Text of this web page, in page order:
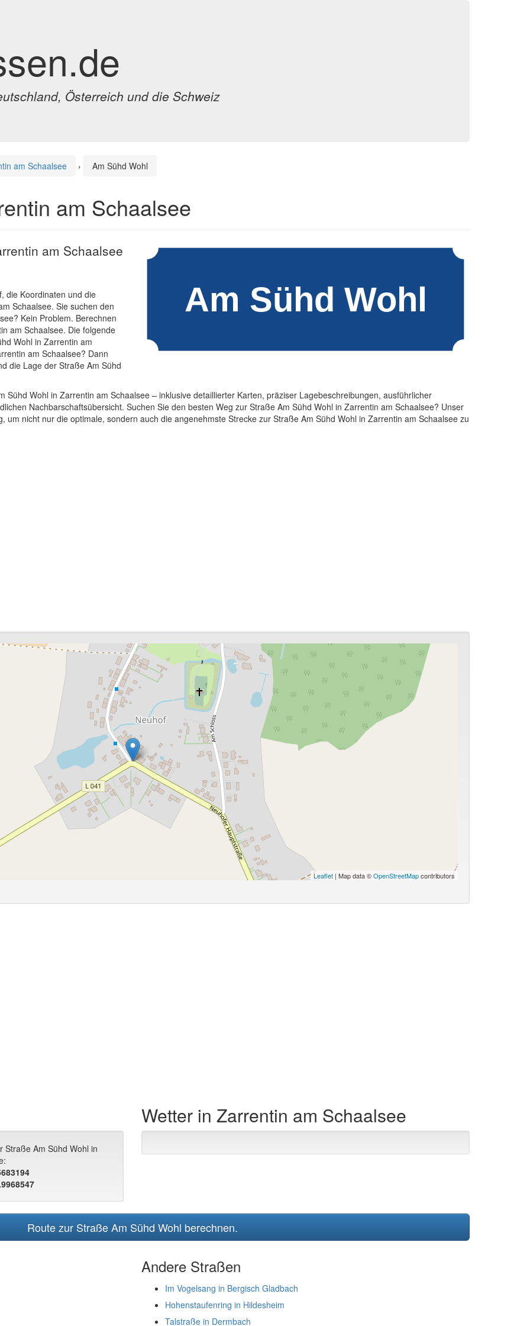
Österreich und die Schweiz
am Schaalsee › Am Sühd Wohl
am Schaalsee
am Schaalsee
die Koordinaten und die
Schaalsee. Sie suchen den
Kein Problem. Berechnen
am Schaalsee. Die folgende
Wohl in Zarrentin am
am Schaalsee? Dann
die Lage der Straße Am Sühd
Sühd Wohl in Zarrentin am Schaalsee – inklusive detaillierter Karten, präziser Lagebeschreibungen, ausführlicher
Nachbarschaftsübersicht. Suchen Sie den besten Weg zur Straße Am Sühd Wohl in Zarrentin am Schaalsee? Unser
um nicht nur die optimale, sondern auch die angenehmste Strecke zur Straße Am Sühd Wohl in Zarrentin am Schaalsee zu
Leaflet | Map data ©OpenStreetMapcontributors
Straße Am Sühd Wohl in
Wetter in Zarrentin am Schaalsee
Route zur Straße Am Sühd Wohl berechnen.
Andere Straßen
Im Vogelsang in Bergisch Gladbach
Hohenstaufenring in Hildesheim
Talstraße in Dermbach